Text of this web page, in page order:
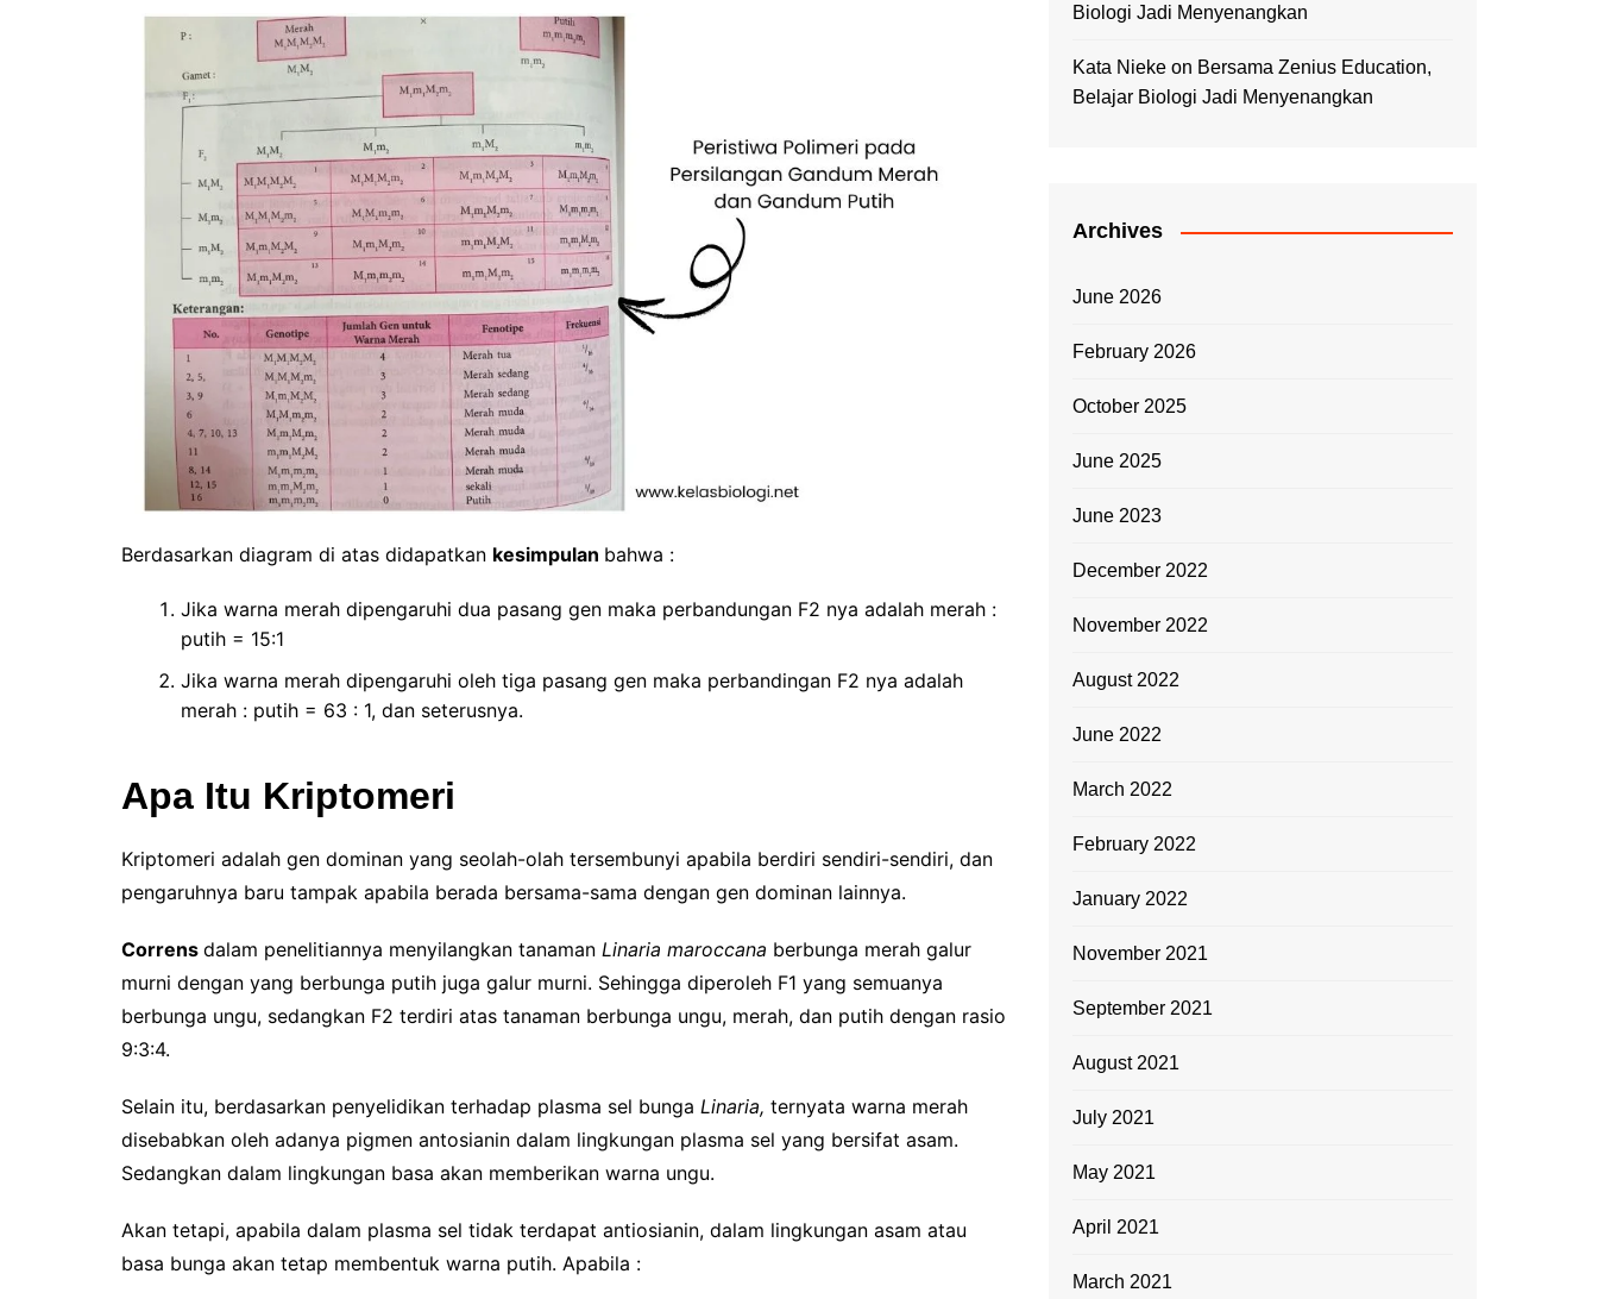
Berdasarkan diagram di atas didapatkan kesimpulan bahwa :
Jika warna merah dipengaruhi dua pasang gen maka perbandungan F2 nya adalah merah :
putih = 15:1
Jika warna merah dipengaruhi oleh tiga pasang gen maka perbandingan F2 nya adalah
merah : putih = 63 : 1, dan seterusnya.
Apa Itu Kriptomeri
Kriptomeri adalah gen dominan yang seolah-olah tersembunyi apabila berdiri sendiri-sendiri, dan
pengaruhnya baru tampak apabila berada bersama-sama dengan gen dominan lainnya.
Correns dalam penelitiannya menyilangkan tanaman Linaria maroccana berbunga merah galur
murni dengan yang berbunga putih juga galur murni. Sehingga diperoleh F1 yang semuanya
berbunga ungu, sedangkan F2 terdiri atas tanaman berbunga ungu, merah, dan putih dengan rasio
9:3:4.
Selain itu, berdasarkan penyelidikan terhadap plasma sel bunga Linaria, ternyata warna merah
disebabkan oleh adanya pigmen antosianin dalam lingkungan plasma sel yang bersifat asam.
Sedangkan dalam lingkungan basa akan memberikan warna ungu.
Akan tetapi, apabila dalam plasma sel tidak terdapat antiosianin, dalam lingkungan asam atau
basa bunga akan tetap membentuk warna putih. Apabila :
Biologi Jadi Menyenangkan
Kata Nieke on Bersama Zenius Education,
Belajar Biologi Jadi Menyenangkan
Archives
June 2026
February 2026
October 2025
June 2025
June 2023
December 2022
November 2022
August 2022
June 2022
March 2022
February 2022
January 2022
November 2021
September 2021
August 2021
July 2021
May 2021
April 2021
March 2021